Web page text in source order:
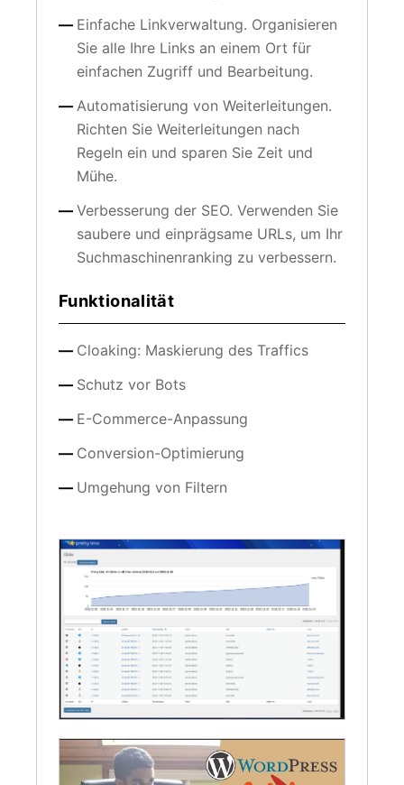
Einfache Linkverwaltung. Organisieren
Sie alle Ihre Links an einem Ort für
einfachen Zugriff und Bearbeitung.
Automatisierung von Weiterleitungen.
Richten Sie Weiterleitungen nach
Regeln ein und sparen Sie Zeit und
Mühe.
Verbesserung der SEO. Verwenden Sie
saubere und einprägsame URLs, um Ihr
Suchmaschinenranking zu verbessern.
Funktionalität
Cloaking: Maskierung des Traffics
Schutz vor Bots
E-Commerce-Anpassung
Conversion-Optimierung
Umgehung von Filtern